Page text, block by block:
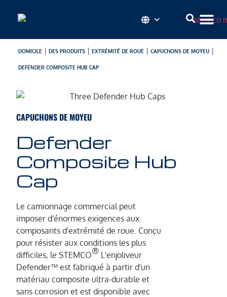
DOMICILE | DES PRODUITS| EXTRÉMITÉ DE ROUE | CAPUCHONS DE MOYEU|
DEFENDER COMPOSITE HUB CAP
CAPUCHONS DE MOYEU
Defender
Composite Hub
Cap
Le camionnage commercial peut
imposer d'énormes exigences aux
composants d'extrémité de roue. Conçu
pour résister aux conditions les plus
difficiles, le STEMCO® L'enjoliveur
Defender™ est fabriqué à partir d'un
matériau composite ultra-durable et
sans corrosion et est disponible avec